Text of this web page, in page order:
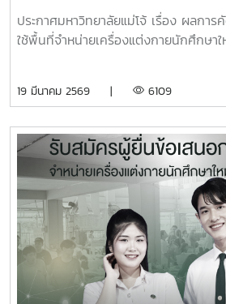
ประกาศมหาวิทยาลัยแม่โจ้ เรื่อง ผลการ
ใช้พื้นที่จำหน่ายเครื่องแต่งกายนักศึกษา
19 มีนาคม 2569 | 6109